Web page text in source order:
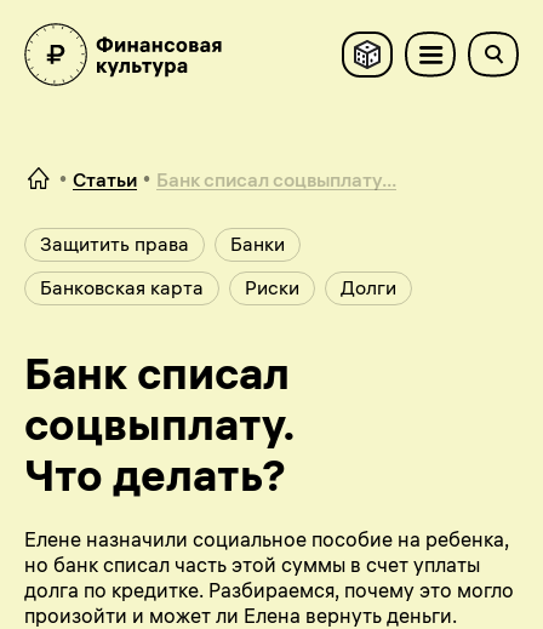
Статьи Банк списал соцвыплату...
Защитить права
Банки
Банковская карта
Риски Долги
Банк списал
соцвыплату.
Что делать?
Елене назначили социальное пособие на ребенка,
но банк списал часть этой суммы в счет уплаты
долга по кредитке. Разбираемся, почему это могло
произойти и может ли Елена вернуть деньги.